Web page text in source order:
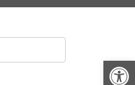
Abrir